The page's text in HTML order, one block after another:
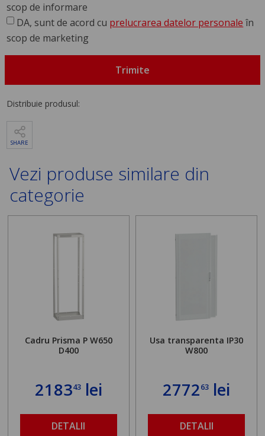
scop de informare
DA, sunt de acord cu prelucrarea datelor personale în
scop de marketing
Trimite
Distribuie produsul:
SHARE
Vezi produse similare din
categorie
Cadru Prisma P W650
D400
218343lei
DETALII
Usa transparenta IP30
W800
277263 lei
DETALII